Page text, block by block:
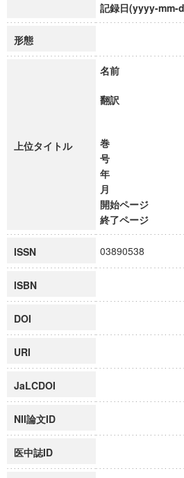
記録日(yyyy-mm-
形態
上位タイトル
名前
翻訳
巻
号
年
月
開始ページ
終了ページ
ISSN 03890538
ISBN
DOI
URI
JaLCDOI
NII論文ID
医中誌ID